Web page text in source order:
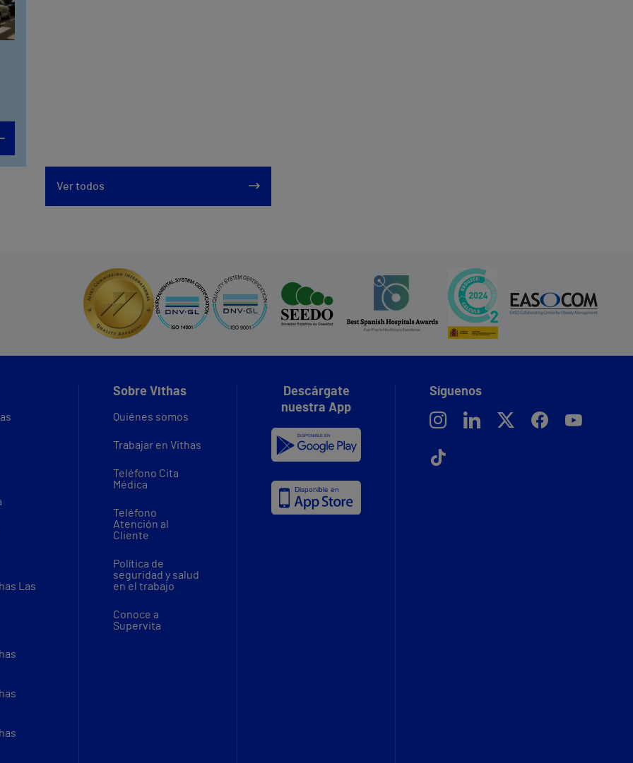
Ver todos
Las
Sobre Vithas
Quiénes somos
Trabajar en Vithas
Teléfono Cita
Médica
Teléfono
Atención al
Cliente
Política de
seguridad y salud
en el trabajo
Conoce a
Supervita
Descárgate
nuestra App
Síguenos